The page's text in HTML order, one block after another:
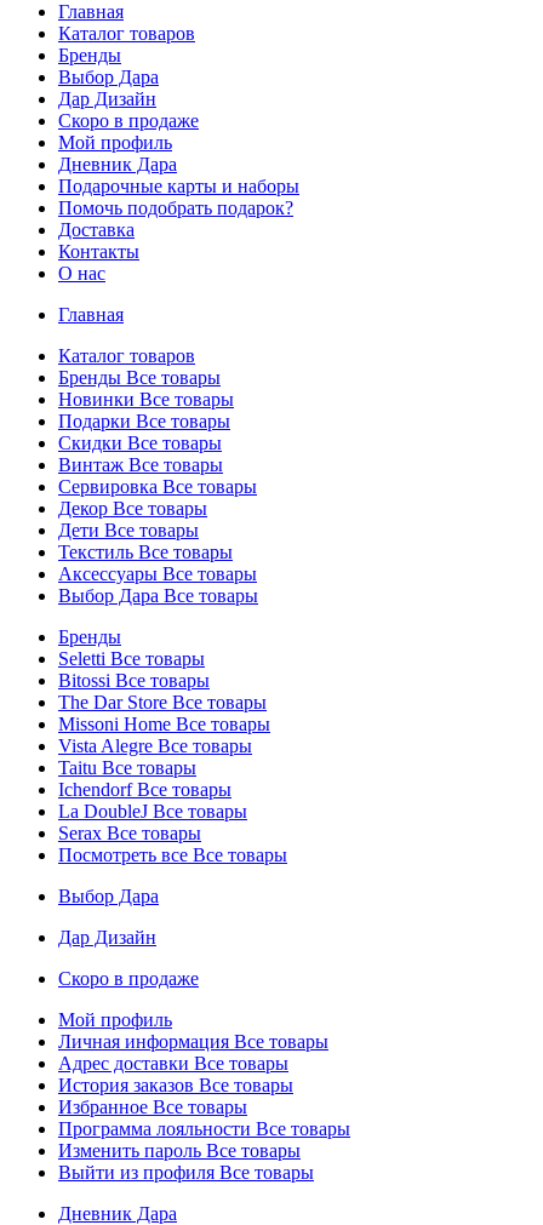
Главная
Каталог товаров
Бренды
Выбор Дара
Дар Дизайн
Скоро в продаже
Мой профиль
Дневник Дара
Подарочные карты и наборы
Помочь подобрать подарок?
Доставка
Контакты
О нас
Главная
Каталог товаров
Бренды Все товары
Новинки Все товары
Подарки Все товары
Скидки Все товары
Винтаж Все товары
Сервировка Все товары
Декор Все товары
Дети Все товары
Текстиль Все товары
Аксессуары Все товары
Выбор Дара Все товары
Бренды
Seletti Все товары
Bitossi Все товары
The Dar Store Все товары
Missoni Home Все товары
Vista Alegre Все товары
Taitu Все товары
IchendorfВсе товары
La DoubleJ Все товары
Serax Все товары
Посмотреть все Все товары
Выбор Дара
Дар Дизайн
Скоро в продаже
Мой профиль
Личная информация Все товары
Адрес доставки Все товары
История заказов Все товары
Избранное Все товары
Программа лояльности Все товары
Изменить пароль Все товары
Выйти из профиля Все товары
Дневник Дара